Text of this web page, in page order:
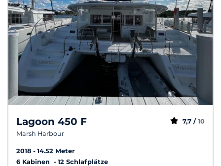
Lagoon 450 F
Marsh Harbour
7,7 / 10
2018
14.52 Meter
6 Kabinen
12 Schlafplätze